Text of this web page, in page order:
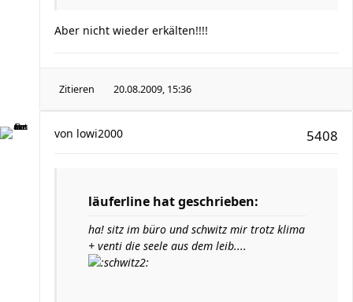
Aber nicht wieder erkälten!!!!
Zitieren 20.08.2009, 15:36
5408
von lowi2000
läuferline hat geschrieben:
ha! sitz im büro und schwitz mir trotz klima
+ venti die seele aus dem leib....